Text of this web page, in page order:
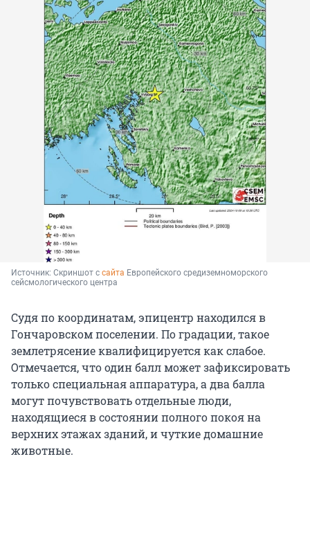
Источник: Скриншот с сайта Европейского средиземноморского
сейсмологического центра
Судя по координатам, эпицентр находился в
Гончаровском поселении. По градации, такое
землетрясение квалифицируется как слабое.
Отмечается, что один балл может зафиксировать
только специальная аппаратура, а два балла
могут почувствовать отдельные люди,
находящиеся в состоянии полного покоя на
верхних этажах зданий, и чуткие домашние
животные.